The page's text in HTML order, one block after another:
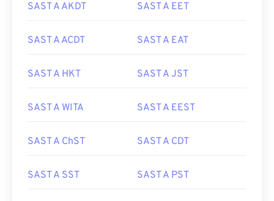
SAST A AKDT SAST A EET
SAST A ACDT SAST A EAT
SAST A HKT SAST A JST
SAST A WITA SAST A EEST
SAST A ChST SAST A CDT
SAST A SST SAST A PST